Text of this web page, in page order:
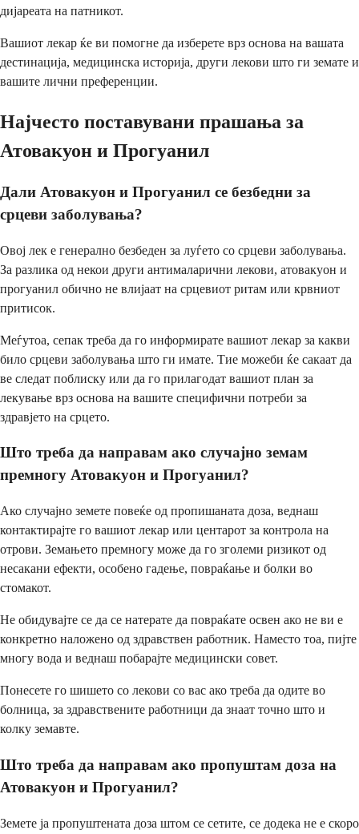
дијареата на патникот.
Вашиот лекар ќе ви помогне да изберете врз основа на вашата
дестинација, медицинска историја, други лекови што ги земате и
вашите лични преференции.
Најчесто поставувани прашања за
Атовакуон и Прогуанил
Дали Атовакуон и Прогуанил се безбедни за
срцеви заболувања?
Овој лек е генерално безбеден за луѓето со срцеви заболувања.
За разлика од некои други антималарични лекови, атовакуон и
прогуанил обично не влијаат на срцевиот ритам или крвниот
притисок.
Меѓутоа, сепак треба да го информирате вашиот лекар за какви
било срцеви заболувања што ги имате. Тие можеби ќе сакаат да
ве следат поблиску или да го прилагодат вашиот план за
лекување врз основа на вашите специфични потреби за
здравјето на срцето.
Што треба да направам ако случајно земам
премногу Атовакуон и Прогуанил?
Ако случајно земете повеќе од пропишаната доза, веднаш
контактирајте го вашиот лекар или центарот за контрола на
отрови. Земањето премногу може да го зголеми ризикот од
несакани ефекти, особено гадење, повраќање и болки во
стомакот.
Не обидувајте се да се натерате да повраќате освен ако не ви е
конкретно наложено од здравствен работник. Наместо тоа, пијте
многу вода и веднаш побарајте медицински совет.
Понесете го шишето со лекови со вас ако треба да одите во
болница, за здравствените работници да знаат точно што и
колку земавте.
Што треба да направам ако пропуштам доза на
Атовакуон и Прогуанил?
Земете ја пропуштената доза штом се сетите, се додека не е скоро